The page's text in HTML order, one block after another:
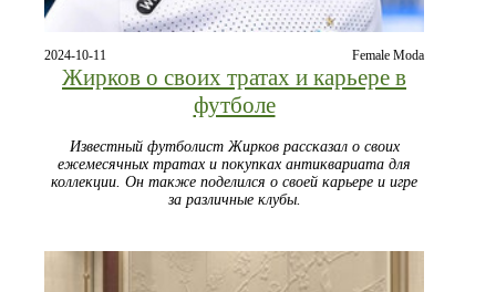
2024-10-11 Female Moda
Жирков о своих тратах и карьере в
футболе
Известный футболист Жирков рассказал о своих
ежемесячных тратах и покупках антиквариата для
коллекции. Он также поделился о своей карьере и игре
за различные клубы.